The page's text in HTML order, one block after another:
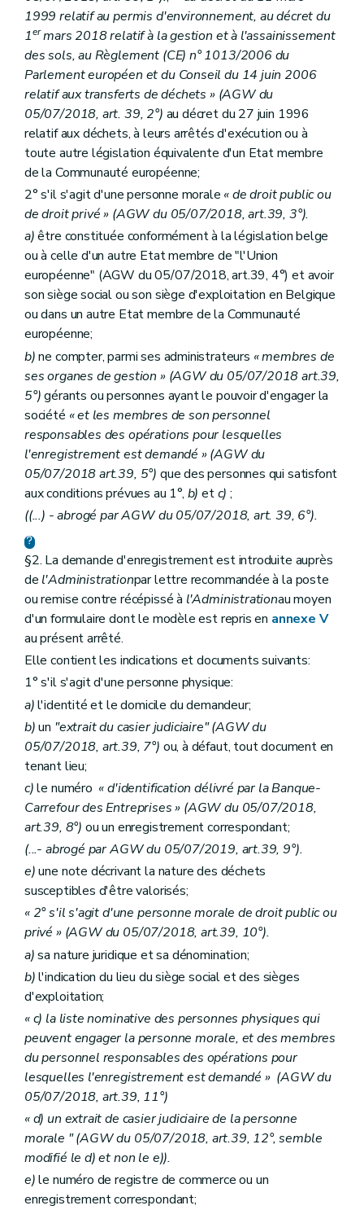
1999 relatif au permis d'environnement, au décret du
1ermars 2018 relatif à la gestion et à l'assainissement
des sols, au Règlement (CE) n° 1013/2006 du
Parlement européen et du Conseil du 14 juin 2006
relatif aux transferts de déchets » (AGW du
05/07/2018, art. 39, 2°) au décret du 27 juin 1996
relatif aux déchets, à leurs arrêtés d'exécution ou à
toute autre législation équivalente d'un Etat membre
de la Communauté européenne;
2° s'il s'agit d'une personne morale « de droit public ou
de droit privé » (AGW du 05/07/2018, art.39, 3°).
a)être constituée conformément à la législation belge
ou à celle d'un autre Etat membre de "l'Union
européenne" (AGW du 05/07/2018, art.39, 4°) et avoir
son siège social ou son siège d'exploitation en Belgique
ou dans un autre Etat membre de la Communauté
européenne;
b)ne compter, parmi ses administrateurs « membres de
ses organes de gestion » (AGW du 05/07/2018 art.39,
5°)gérants ou personnes ayant le pouvoir d'engager la
société « et les membres de son personnel
responsables des opérations pour lesquelles
l'enregistrement est demandé » (AGW du
05/07/2018 art.39, 5°) que des personnes qui satisfont
aux conditions prévues au 1°, b) etc) ;
((...) - abrogé par AGW du 05/07/2018, art. 39, 6°).
§2. La demande d'enregistrement est introduite auprès
de l'Administrationpar lettre recommandée à la poste
ou remise contre récépissé à l'Administrationau moyen
d'un formulaire dont le modèle est repris en annexe V
au présent arrêté.
Elle contient les indications et documents suivants:
1° s'il s'agit d'une personne physique:
a)l'identité et le domicile du demandeur;
b)un "extrait du casier judiciaire" (AGW du
05/07/2018, art.39, 7°) ou, à défaut, tout document en
tenant lieu;
c)le numéro « d'identification délivré par la Banque-
Carrefour des Entreprises » (AGW du 05/07/2018,
art.39, 8°) ou un enregistrement correspondant;
(...- abrogé par AGW du 05/07/2019, art.39, 9°).
e)une note décrivant la nature des déchets
susceptibles d'être valorisés;
« 2° s'il s'agit d'une personne morale de droit public ou
privé » (AGW du 05/07/2018, art.39, 10°).
a)sa nature juridique et sa dénomination;
b)l'indication du lieu du siège social et des sièges
d'exploitation;
« c) la liste nominative des personnes physiques qui
peuvent engager la personne morale, et des membres
du personnel responsables des opérations pour
lesquelles l'enregistrement est demandé » (AGW du
05/07/2018, art.39, 11°)
« d) un extrait de casier judiciaire de la personne
morale " (AGW du 05/07/2018, art.39, 12°, semble
modifié le d) et non le e)).
e)le numéro de registre de commerce ou un
enregistrement correspondant;